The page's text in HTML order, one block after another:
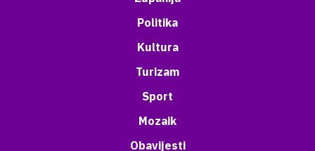
Politika
Kultura
Turizam
Sport
Mozaik
Obavijesti